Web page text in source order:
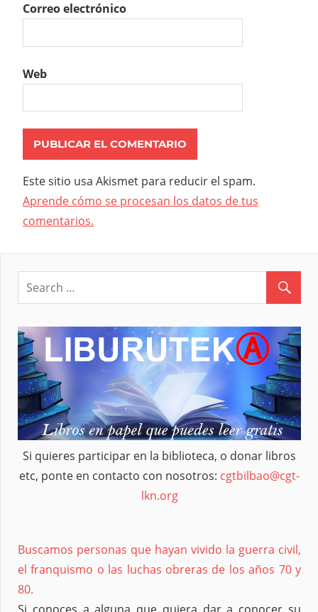
Correo electrónico
Web
Este sitio usa Akismet para reducir el spam.
Aprende cómo se procesan los datos de tus
comentarios.
Si quieres participar en la biblioteca, o donar libros
etc, ponte en contacto con nosotros: cgtbilbao@cgt-
lkn.org
Buscamos personas que hayan vivido la guerra civil,
el franquismo o las luchas obreras de los años 70 y
80.